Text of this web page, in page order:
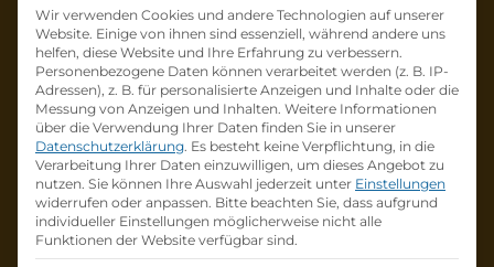
besetzt!
Die LehrstelleEDV-Kaufmann/Kauffraubei
Ingram Micro GmbH ist schonbesetzt.
Firmenprofil besuchen
Andere Lehrstelle suchen
Wir verwenden Cookies und andere Technologien auf unserer
Website. Einige von ihnen sind essenziell, während andere uns
helfen, diese Website und Ihre Erfahrung zu verbessern.
Personenbezogene Daten können verarbeitet werden (z. B. IP-
Adressen), z. B. für personalisierte Anzeigen und Inhalte oder die
Messung von Anzeigen und Inhalten. Weitere Informationen
über die Verwendung Ihrer Daten finden Sie in unserer
Datenschutzerklärung. Es besteht keine Verpflichtung, in die
Verarbeitung Ihrer Daten einzuwilligen, um dieses Angebot zu
nutzen. Sie können Ihre Auswahl jederzeit unter Einstellungen
widerrufen oder anpassen. Bitte beachten Sie, dass aufgrund
individueller Einstellungen möglicherweise nicht alle
Funktionen der Website verfügbar sind.